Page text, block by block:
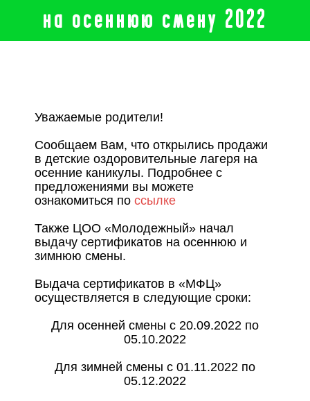
на осеннюю смену 2022
Уважаемые родители!
Сообщаем Вам, что открылись продажи
в детские оздоровительные лагеря на
осенние каникулы. Подробнее с
предложениями вы можете
ознакомиться по ссылке
Также ЦОО «Молодежный» начал
выдачу сертификатов на осеннюю и
зимнюю смены.
Выдача сертификатов в «МФЦ»
осуществляется в следующие сроки:
Для осенней смены с 20.09.2022 по
05.10.2022
Для зимней смены с 01.11.2022 по
05.12.2022